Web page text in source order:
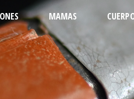
MAMAS
CONTORNEADA
REVISIÓN
AUMENTO
LEVANTAMIENTO
REDUCCIÓN
LIPO DE MEDIO
LIPO DE
LIPOSUCCIÓN DE
LEVANTA DE